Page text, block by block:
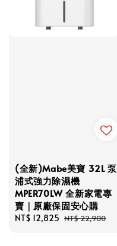
(全新)Mabe美寶 32L 泵
浦式強力除濕機
MPER70LW 全新家電專
賣｜原廠保固安心購
Sale
NT$ 12,825 Regular
NT$ 22,900